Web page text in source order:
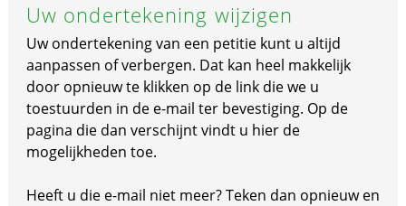
Uw ondertekening wijzigen
Uw ondertekening van een petitie kunt u altijd
aanpassen of verbergen. Dat kan heel makkelijk
door opnieuw te klikken op de link die we u
toestuurden in de e-mail ter bevestiging. Op de
pagina die dan verschijnt vindt u hier de
mogelijkheden toe.
Heeft u die e-mail niet meer? Teken dan opnieuw en